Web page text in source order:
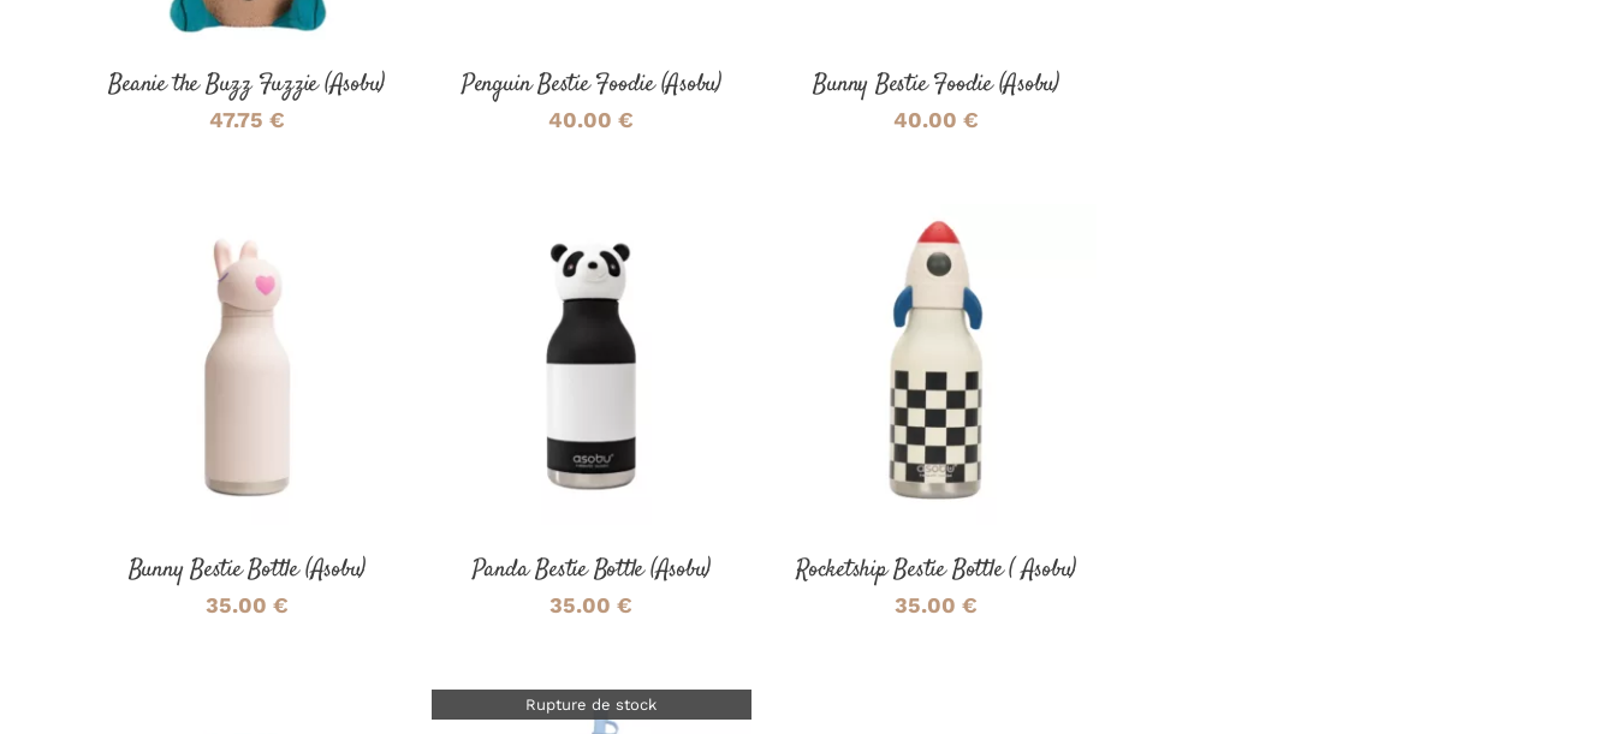
Beanie the Buzz Fuzzie (Asobu)
47.75 €
Penguin Bestie Foodie (Asobu)
40.00€
Bunny Bestie Foodie (Asobu)
40.00€
AJOUTER AU PANIER
Bunny Bestie Bottle (Asobu)
35.00 €
AJOUTER AU PANIER
Panda Bestie Bottle (Asobu)
35.00€
AJOUTER AU PANIER
Rocketship Bestie Bottle ( Asobu)
35.00€
Rupture de stock